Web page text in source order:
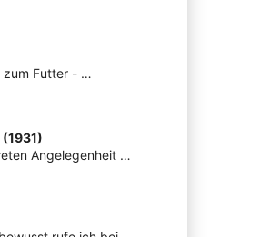
zum Futter - …
Angelegenheit …